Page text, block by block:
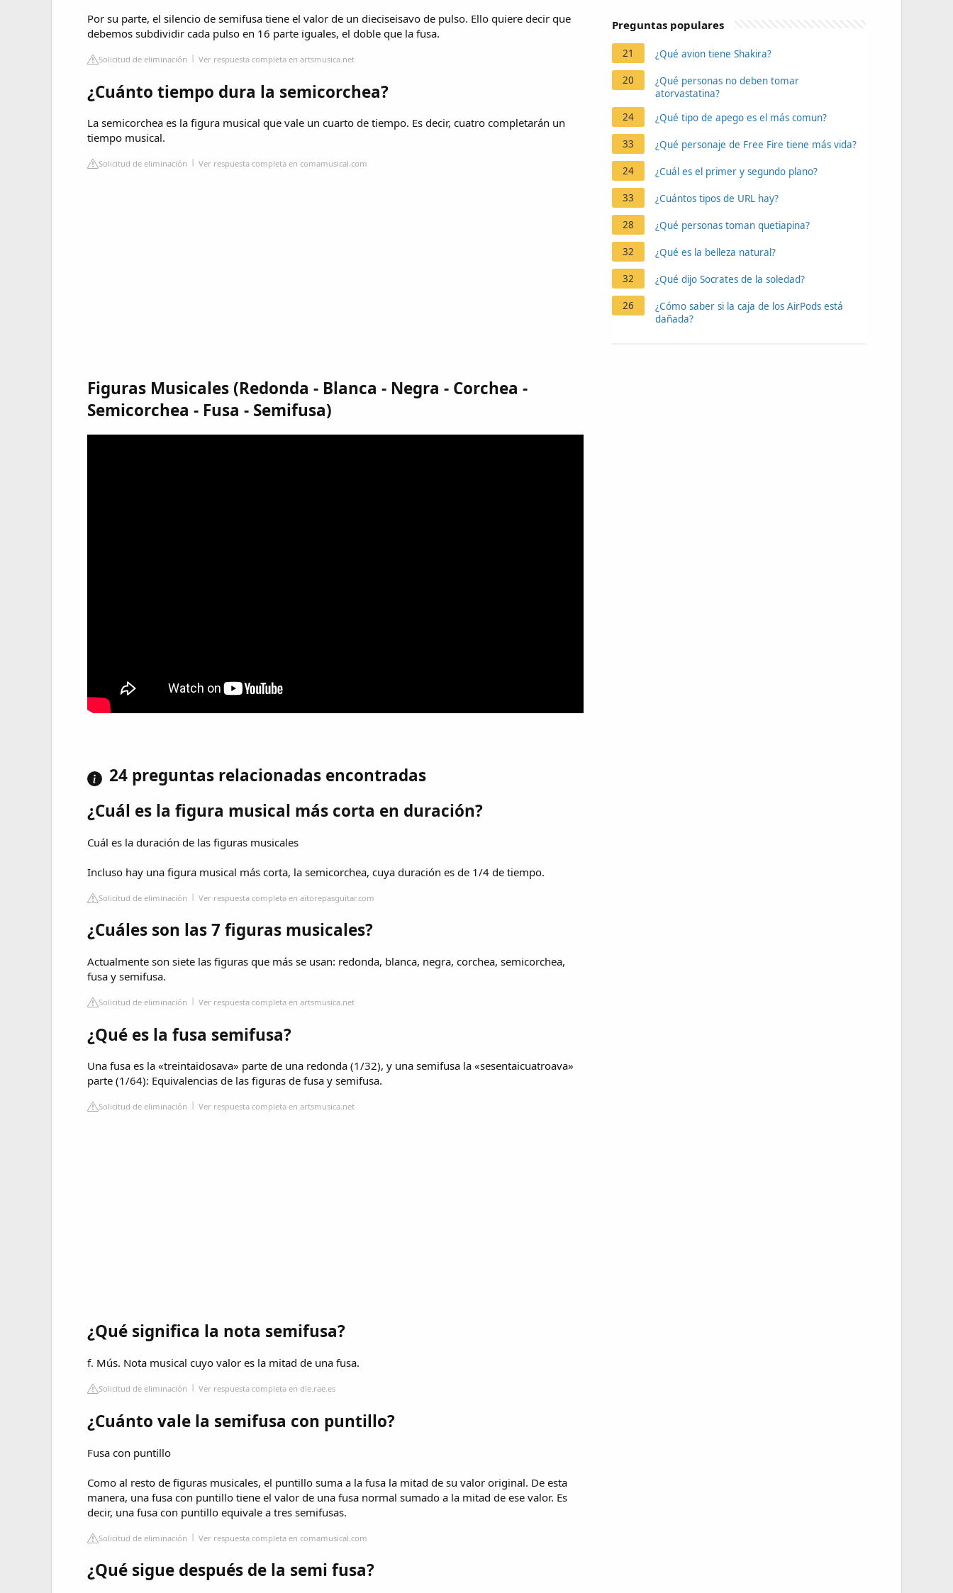
Por su parte, el silencio de semifusa tiene el valor de un dieciseisavo de pulso. Ello quiere decir que
debemos subdividir cada pulso en 16 parte iguales, el doble que la fusa.
Solicitud de eliminación Ver respuesta completa en artsmusica.net
¿Cuánto tiempo dura la semicorchea?
La semicorchea es la figura musical que vale un cuarto de tiempo. Es decir, cuatro completarán un
tiempo musical.
Solicitud de eliminación Ver respuesta completa en comamusical.com
Figuras Musicales (Redonda - Blanca - Negra - Corchea -
Semicorchea - Fusa - Semifusa)
24 preguntas relacionadas encontradas
¿Cuál es la figura musical más corta en duración?
Cuál es la duración de las figuras musicales
Incluso hay una figura musical más corta, la semicorchea, cuya duración es de 1/4 de tiempo.
Solicitud de eliminación Ver respuesta completa en aitorepasguitar.com
¿Cuáles son las 7 figuras musicales?
Actualmente son siete las figuras que más se usan: redonda, blanca, negra, corchea, semicorchea,
fusa y semifusa.
Solicitud de eliminación Ver respuesta completa en artsmusica.net
¿Qué es la fusa semifusa?
Una fusa es la «treintaidosava» parte de una redonda (1/32), y una semifusa la «sesentaicuatroava»
parte (1/64): Equivalencias de las figuras de fusa y semifusa.
Solicitud de eliminación Ver respuesta completa en artsmusica.net
¿Qué significa la nota semifusa?
f. Mús. Nota musical cuyo valor es la mitad de una fusa.
Solicitud de eliminación Ver respuesta completa en dle.rae.es
¿Cuánto vale la semifusa con puntillo?
Fusa con puntillo
Como al resto de figuras musicales, el puntillo suma a la fusa la mitad de su valor original. De esta
manera, una fusa con puntillo tiene el valor de una fusa normal sumado a la mitad de ese valor. Es
decir, una fusa con puntillo equivale a tres semifusas.
Solicitud de eliminación Ver respuesta completa en comamusical.com
¿Qué sigue después de la semi fusa?
Preguntas populares
21 ¿Qué avion tiene Shakira?
20
¿Qué personas no deben tomar
atorvastatina?
24
¿Qué tipo de apego es el más comun?
33 ¿Qué personaje de Free Fire tiene más vida?
24 ¿Cuál es el primer y segundo plano?
33 ¿Cuántos tipos de URL hay?
28 ¿Qué personas toman quetiapina?
32 ¿Qué es la belleza natural?
32 ¿Qué dijo Socrates de la soledad?
26
¿Cómo saber si la caja de los AirPods está
dañada?